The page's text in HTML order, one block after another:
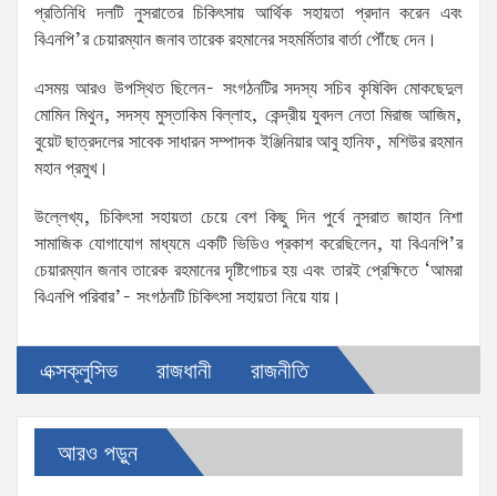
প্রতিনিধি দলটি নুসরাতের চিকিৎসায় আর্থিক সহায়তা প্রদান করেন এবং
বিএনপি’র চেয়ারম্যান জনাব তারেক রহমানের সহমর্মিতার বার্তা পৌঁছে দেন।
এসময় আরও উপস্থিত ছিলেন- সংগঠনটির সদস্য সচিব কৃষিবিদ মোকছেদুল
মোমিন মিথুন, সদস্য মুস্তাকিম বিল্লাহ, কেন্দ্রীয় যুবদল নেতা মিরাজ আজিম,
বুয়েট ছাত্রদলের সাবেক সাধারন সম্পাদক ইঞ্জিনিয়ার আবু হানিফ, মশিউর রহমান
মহান প্রমুখ।
উল্লেখ্য, চিকিৎসা সহায়তা চেয়ে বেশ কিছু দিন পুর্বে নুসরাত জাহান নিশা
সামাজিক যোগাযোগ মাধ্যমে একটি ভিডিও প্রকাশ করেছিলেন, যা বিএনপি’র
চেয়ারম্যান জনাব তারেক রহমানের দৃষ্টিগোচর হয় এবং তারই প্রেক্ষিতে ‘আমরা
বিএনপি পরিবার’- সংগঠনটি চিকিৎসা সহায়তা নিয়ে যায়।
এক্সক্লুসিভ রাজধানী রাজনীতি
আরও পড়ুন